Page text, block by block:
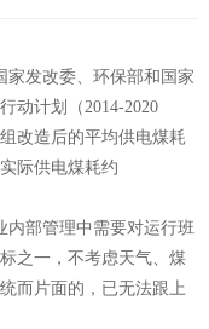
家发改委、环保部和国家
动计划（2014-2020
改造后的平均供电煤耗
际供电煤耗约
内部管理中需要对运行班
之一，不考虑天气、煤
而片面的，已无法跟上